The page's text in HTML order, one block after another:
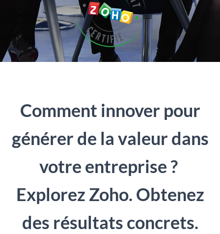
Comment innover pour
générer de la valeur dans
votre entreprise ?
Explorez Zoho. Obtenez
des résultats concrets.